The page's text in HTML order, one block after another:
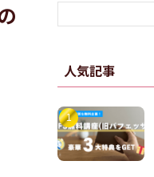
人気記事